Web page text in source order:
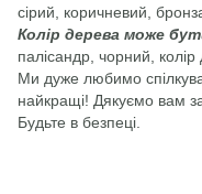
сірий, коричневий,
Колір дерева може
палісандр, чорний, колір
Ми дуже любимо
найкращі! Дякуємо вам
Будьте в безпеці.